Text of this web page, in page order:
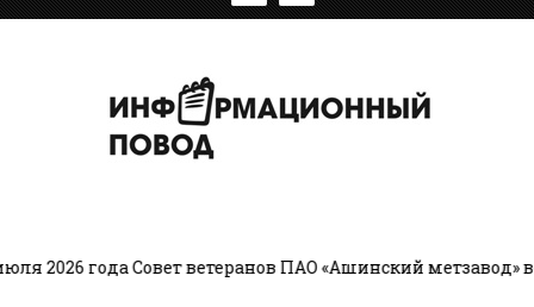
2026 года Совет ветеранов ПАО «Ашинский метзавод»